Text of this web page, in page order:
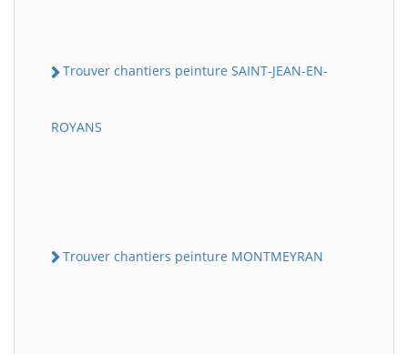
Trouver chantiers peinture SAINT-JEAN-EN-
ROYANS
Trouver chantiers peinture MONTMEYRAN